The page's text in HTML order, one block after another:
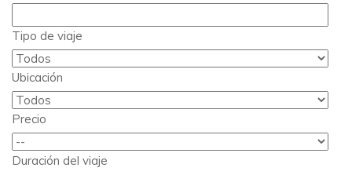
Tipo de viaje
Ubicación
Precio
Duración del viaje